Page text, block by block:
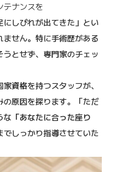
テナンスを
にしびれが出てきた」とい
せん。特に手術歴がある
とせず、専門家のチェッ
資格を持つスタッフが、
原因を探ります。「ただ
な 「あなたに合った座り
でしっかり指導させていた